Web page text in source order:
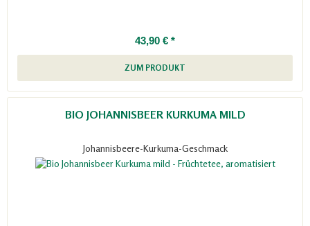
43,90 € *
ZUM PRODUKT
BIO JOHANNISBEER KURKUMA MILD
Johannisbeere-Kurkuma-Geschmack